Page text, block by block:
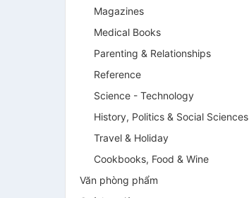
Magazines
Medical Books
Parenting & Relationships
Reference
Science - Technology
History, Politics & Social Sciences
Travel & Holiday
Cookbooks, Food & Wine
Văn phòng phẩm